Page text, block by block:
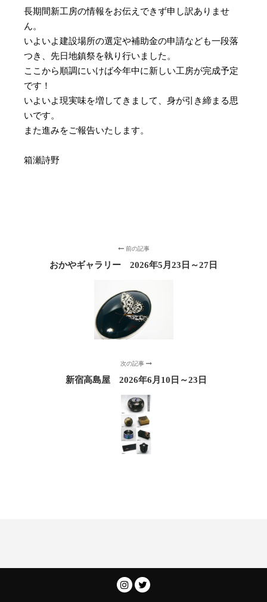
長期間新工房の情報をお伝えできず申し訳ありませ
ん。
いよいよ建設場所の選定や補助金の申請なども一段落
つき、先日地鎮祭を執り行いました。
ここから順調にいけば今年中に新しい工房が完成予定
です！
いよいよ現実味を増してきまして、身が引き締まる思
いです。
また進みをご報告いたします。
箱瀬詩野
前の記事
おかやギャラリー 2026年5月23日～27日
次の記事
新宿高島屋 2026年6月10日～23日